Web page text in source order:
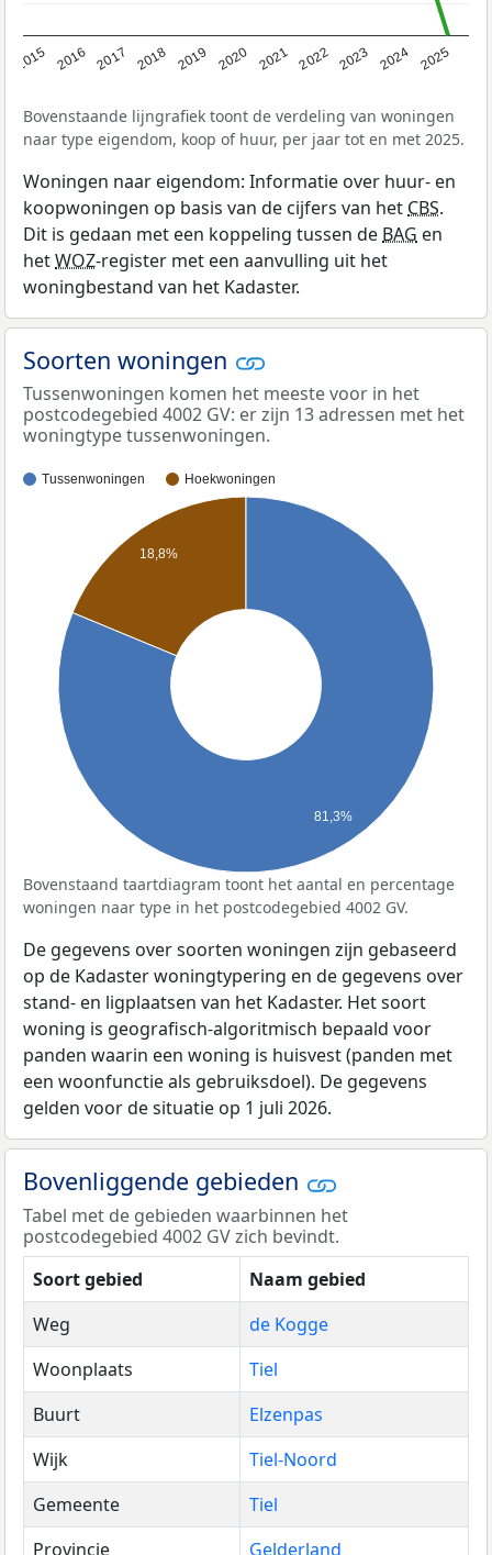
2015 2016 2017 2018 2019 2020 2021 2022 2023 2024 2025
Bovenstaande lijngrafiek toont de verdeling van woningen
naar type eigendom, koop of huur, per jaar tot en met 2025.
Woningen naar eigendom: Informatie over huur- en
koopwoningen op basis van de cijfers van het CBS.
Dit is gedaan met een koppeling tussen de BAG en
hetWOZ-register met een aanvulling uit het
woningbestand van het Kadaster.
Soorten woningen
Tussenwoningen komen het meeste voor in het
postcodegebied 4002 GV: er zijn 13 adressen met het
woningtype tussenwoningen.
Tussenwoningen Hoekwoningen
18,8%
81,3%
Bovenstaand taartdiagram toont het aantal en percentage
woningen naar type in het postcodegebied 4002 GV.
De gegevens over soorten woningen zijn gebaseerd
op de Kadaster woningtypering en de gegevens over
stand- en ligplaatsen van het Kadaster. Het soort
woning is geografisch-algoritmisch bepaald voor
panden waarin een woning is huisvest (panden met
een woonfunctie als gebruiksdoel). De gegevens
gelden voor de situatie op 1 juli 2026.
Bovenliggende gebieden
Tabel met de gebieden waarbinnen het
postcodegebied 4002 GV zich bevindt.
Soort gebied
Naam gebied
Weg
de Kogge
Woonplaats
Tiel
Buurt
Elzenpas
Wijk
Tiel-Noord
Gemeente
Tiel
Provincie
Gelderland